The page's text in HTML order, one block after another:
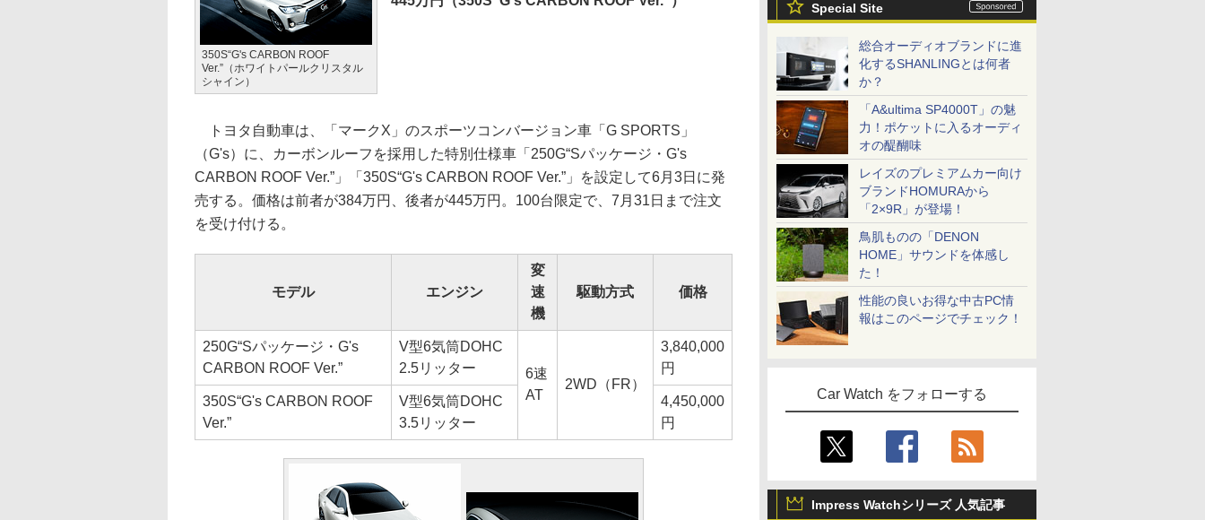
Special Site
総合オーディオブランドに進
化するSHANLINGとは何者
か？
「A&ultima SP4000T」の魅
力！ポケットに入るオーディ
オの醍醐味
レイズのプレミアムカー向け
ブランドHOMURAから
「2×9R」が登場！
鳥肌ものの「DENON
HOME」サウンドを体感し
た！
性能の良いお得な中古PC情
報はこのページでチェック！
Car Watch をフォローする
Impress Watchシリーズ 人気記事
350S“G's CARBON ROOF
Ver.”（ホワイトパールクリスタル
シャイン）
トヨタ自動車は、「マークX」のスポーツコンバージョン車「G SPORTS」
（G's）に、カーボンルーフを採用した特別仕様車「250G“Sパッケージ・G's
CARBON ROOF Ver.”」「350S“G's CARBON ROOF Ver.”」を設定して6月3日に発
売する。価格は前者が384万円、後者が445万円。100台限定で、7月31日まで注文
を受け付ける。
モデル エンジン
変
速
機
駆動方式 価格
250G“Sパッケージ・G's
CARBON ROOF Ver.”
V型6気筒DOHC
2.5リッター
6速
AT
2WD（FR）
3,840,000
円
350S“G's CARBON ROOF
Ver.”
V型6気筒DOHC
3.5リッター
4,450,000
円